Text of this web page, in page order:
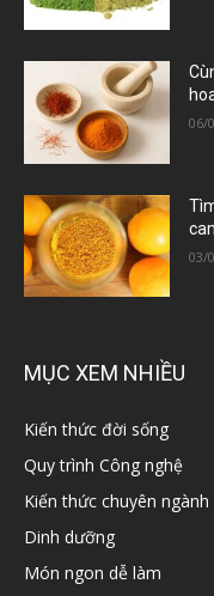
06/
03/
MỤC XEM NHIỀU
Kiến thức đời sống
Quy trình Công nghệ
Kiến thức chuyên ngành
Dinh dưỡng
Món ngon dễ làm